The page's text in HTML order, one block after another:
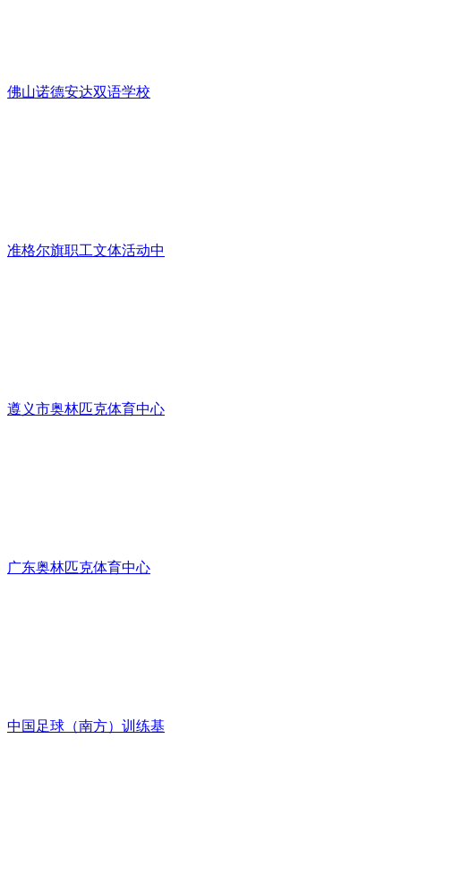
佛山诺德安达双语学校
准格尔旗职工文体活动中
遵义市奥林匹克体育中心
广东奥林匹克体育中心
中国足球（南方）训练基